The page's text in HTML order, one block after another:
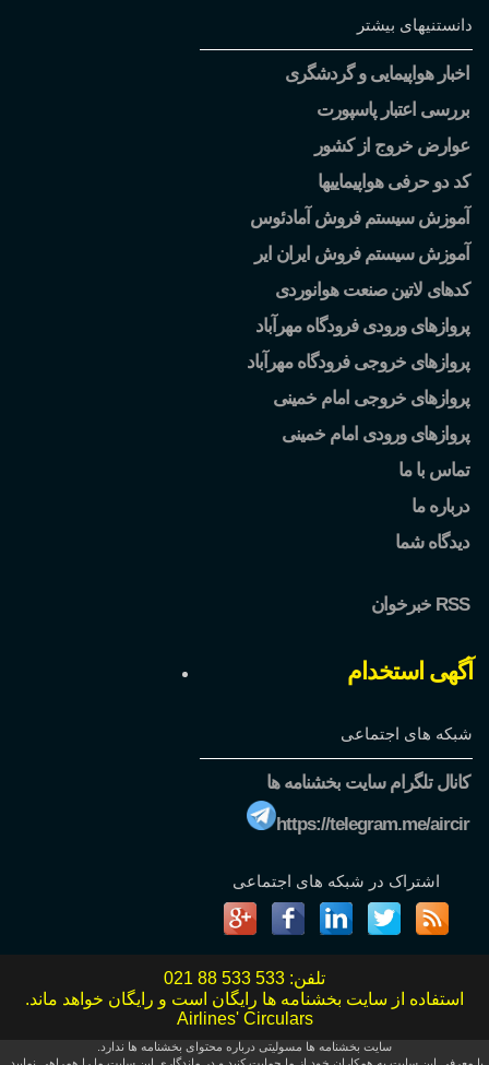
دانستنیهای بیشتر
اخبار هواپیمایی و گردشگری
بررسی اعتبار پاسپورت
عوارض خروج از کشور
کد دو حرفی هواپیماییها
آموزش سیستم فروش آمادئوس
آموزش سیستم فروش ایران ایر
کدهای لاتین صنعت هوانوردی
پروازهای ورودی فرودگاه مهرآباد
پروازهای خروجی فرودگاه مهرآباد
پروازهای خروجی امام خمینی
پروازهای ورودی امام خمینی
تماس با ما
درباره ما
دیدگاه شما
خبرخوان RSS
آگهی استخدام
شبکه های اجتماعی
کانال تلگرام سایت بخشنامه ها
https://telegram.me/aircir
اشتراک در شبکه های اجتماعی
تلفن: 021 88 533 533
استفاده از سایت بخشنامه ها رایگان است و رایگان خواهد ماند.
Airlines' Circulars
سایت بخشنامه ها مسولیتی درباره محتوای بخشنامه ها ندارد.